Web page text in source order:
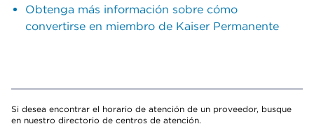
Obtenga más información sobre cómo
convertirse en miembro de Kaiser Permanente
Si desea encontrar el horario de atención de un proveedor, busque
en nuestro directorio de centros de atención.